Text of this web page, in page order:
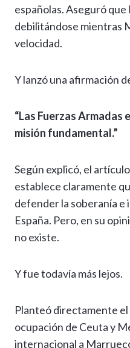
españolas. Aseguró que
debilitándose mientras
velocidad.
Y lanzó una afirmación
“Las Fuerzas Armadas
misión fundamental.”
Según explicó, el
establece claramente
defender la soberanía
España. Pero, en su
no existe.
Y fue todavía más lejos.
Planteó directamente
ocupación de Ceuta y
internacional a